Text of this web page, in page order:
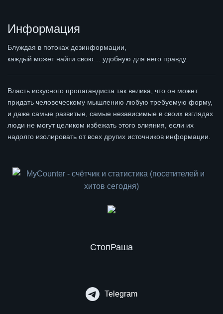
Информация
Блуждая в потоках дезинформации,
каждый может найти свою… удобную для него правду.
Власть искусного пропагандиста так велика, что он может
придать человеческому мышлению любую требуемую форму,
и даже самые развитые, самые независимые в своих взглядах
люди не могут целиком избежать этого влияния, если их
надолго изолировать от всех других источников информации.
СтопРаша
Telegram